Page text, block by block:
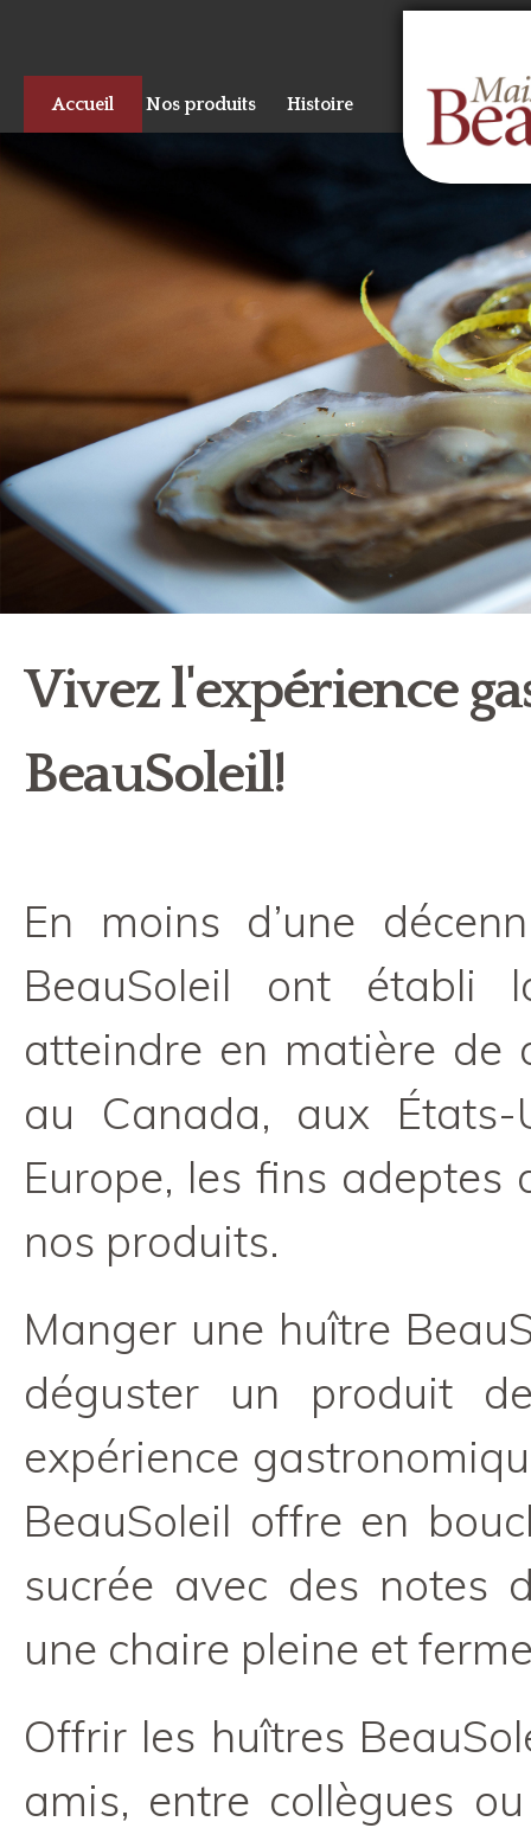
Accueil Nos produits Histoire
Vivez l'expérience
BeauSoleil!
En moins d’une
BeauSoleil ont établi
atteindre en matière de
au Canada, aux
Europe, les fins adeptes
nos produits.
Manger une huître
déguster un produit
expérience
BeauSoleil offre en
sucrée avec des notes
une chaire pleine et
Offrir les huîtres
amis, entre collègues